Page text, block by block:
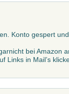
Konto gespert
bei Amazon
Links in Mail’s